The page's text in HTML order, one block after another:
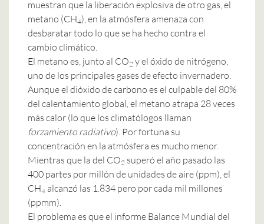
muestran que la liberación explosiva de otro gas, el
metano (CH4), en la atmósfera amenaza con
desbaratar todo lo que se ha hecho contra el
cambio climático.
El metano es, junto al CO2 y el óxido de nitrógeno,
uno de los principales gases de efecto invernadero.
Aunque el dióxido de carbono es el culpable del 80%
del calentamiento global, el metano atrapa 28 veces
más calor (lo que los climatólogos llaman
forzamiento radiativo). Por fortuna su
concentración en la atmósfera es mucho menor.
Mientras que la del CO2 superó el año pasado las
400 partes por millón de unidades de aire (ppm), el
CH4 alcanzó las 1.834 pero por cada mil millones
(ppmm).
El problema es que el informe Balance Mundial del